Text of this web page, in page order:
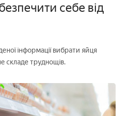
себе від
інформації вибрати яйця
складе труднощів.